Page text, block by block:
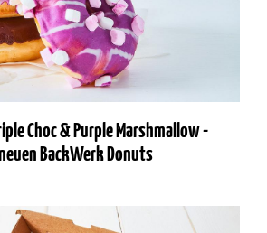
Choc & Purple Marshmallow -
BackWerk Donuts